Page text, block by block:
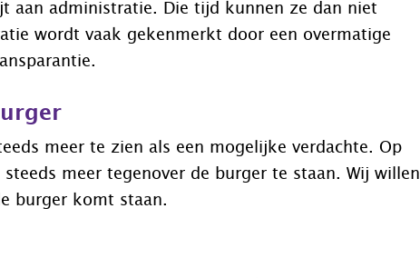
aan administratie. Die tijd kunnen ze dan niet
wordt vaak gekenmerkt door een overmatige
meer te zien als een mogelijke verdachte. Op
meer tegenover de burger te staan. Wij willen
burger komt staan.